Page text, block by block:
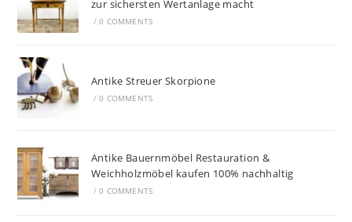
zur sichersten Wertanlage macht
/ 0 COMMENTS
Antike Streuer Skorpione
/ 0 COMMENTS
Antike Bauernmöbel Restauration &
Weichholzmöbel kaufen 100% nachhaltig
/ 0 COMMENTS